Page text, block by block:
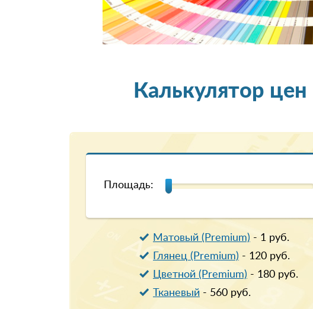
Калькулятор цен
Площадь:
Матовый (Premium) - 1руб.
Глянец (Premium) - 120руб.
Цветной (Premium) - 180руб.
Тканевый- 560руб.